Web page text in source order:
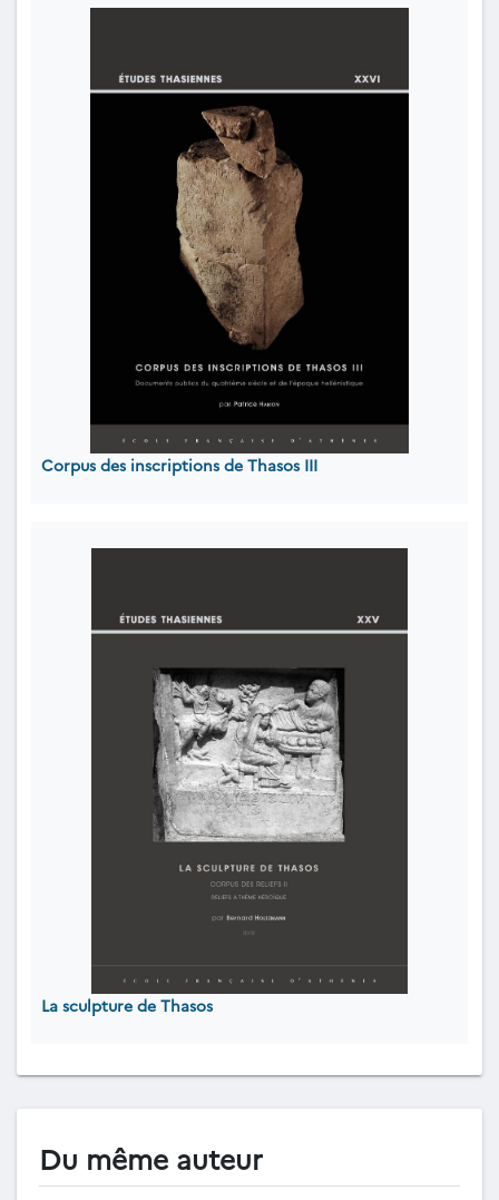
Corpus des inscriptions de Thasos III
La sculpture de Thasos
Du même auteur